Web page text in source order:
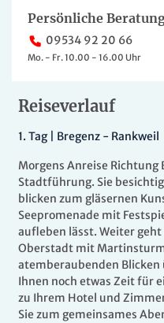
Reiseverlauf
1. Tag | Bregenz - Rankweil
Morgens Anreise Richtung
Stadtführung. Sie
blicken zum gläsernen
Seepromenade mit
aufleben lässt. Weiter
Oberstadt mit
atemberaubenden Blicken
Ihnen noch etwas Zeit für
zu Ihrem Hotel und
Sie zum gemeinsames
Persönliche
09534 92 20 66
Mo. - Fr. 10.00 - 16.00 Uhr